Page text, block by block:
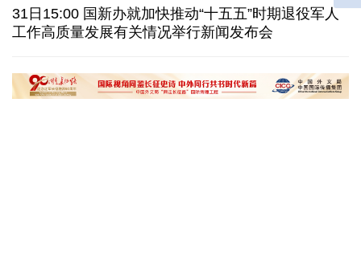
一无人机自罗马尼亚方向进入保加利亚领空后爆炸
美国AI频频翻车，智能体自主攻击真人隐患浮上水面
31日15:00 国新办就加快推动“十五五”时期退役军人
工作高质量发展有关情况举行新闻发布会